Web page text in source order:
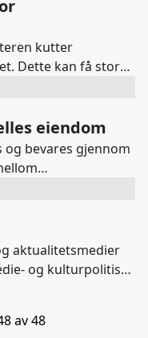
kutter
Dette kan få store
sier Randi S.
eiendom
og bevares gjennom
må innebære at alle
dette innholdet.
aktualitetsmedier
og kulturpolitisk
av 48